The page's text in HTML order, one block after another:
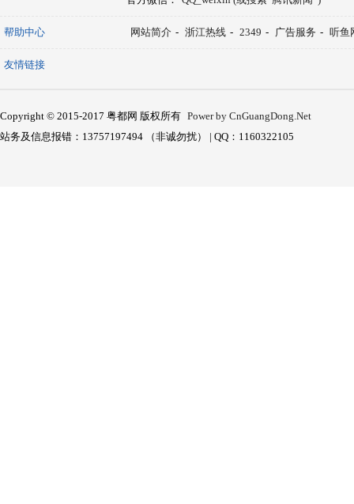
帮助中心 网站简介 - 浙江热线 - 2349 - 广告服务 - 听鱼
友情链接
Copyright © 2015-2017 粤都网 版权所有 Power by CnGuangDong.Net
站务及信息报错：13757197494 （非诚勿扰） | QQ：1160322105